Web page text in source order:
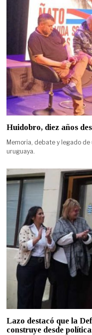
Huidobro, diez años
Memoria, debate y legado
uruguaya.
Lazo destacó que la
construye desde